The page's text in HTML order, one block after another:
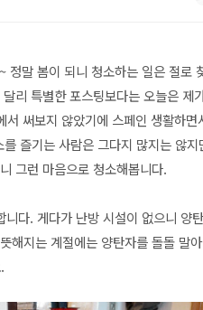
말 봄이 되니 청소하는 일은 절로
리 특별한 포스팅보다는 오늘은 제
써보지 않았기에 스페인 생활하면
즐기는 사람은 그다지 많지는 않
그런 마음으로 청소해봅니다.
다. 게다가 난방 시설이 없으니 양
해지는 계절에는 양탄자를 돌돌 말